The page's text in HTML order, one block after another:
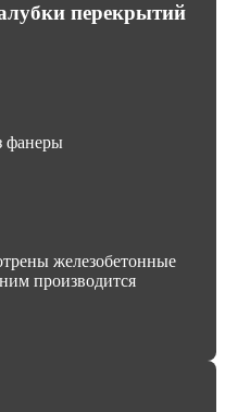
перекрытий
фанеры
железобетонные
производится